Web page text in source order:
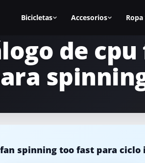
Bicicletas
las bicicletas
baratas
para casa
Accesorios
Todos los accesorios
Accesorios para la bici
Zapatillas
Zapatillas mujer
Zapatillas
Cómo elegir
de
spinning too fast para ciclo